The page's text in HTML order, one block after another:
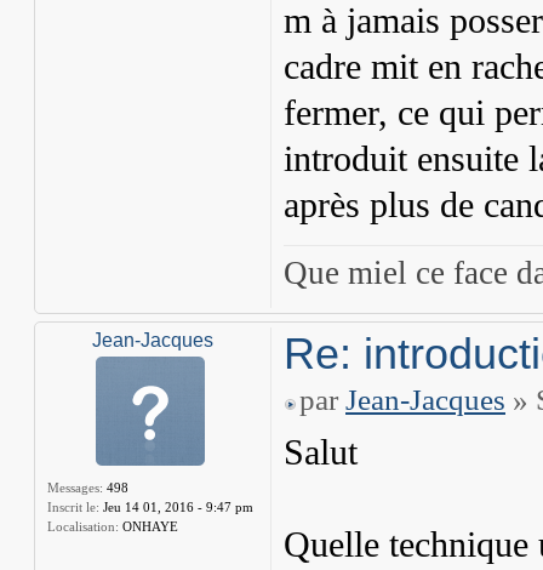
m à jamais
cadre mit en
fermer, ce qui
introduit ensuite
après plus de
Que miel ce face
Jean-Jacques
Messages: 498
Inscrit le: Jeu 14 01, 2016 - 9:47 pm
Localisation: ONHAYE
Re:
par Jean-Jacques »
Salut
Quelle